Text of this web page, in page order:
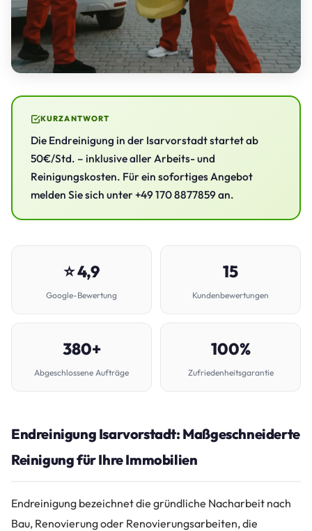
KURZANTWORT
Die Endreinigung in der Isarvorstadt startet ab
50€/Std. – inklusive aller Arbeits- und
Reinigungskosten. Für ein sofortiges Angebot
melden Sie sich unter +49 170 8877859 an.
⭐ 4,9
Google-Bewertung
15
Kundenbewertungen
380+
Abgeschlossene Aufträge
100%
Zufriedenheitsgarantie
Endreinigung Isarvorstadt: Maßgeschneiderte
Reinigung für Ihre Immobilien
Endreinigung bezeichnet die gründliche Nacharbeit nach
Bau, Renovierung oder Renovierungsarbeiten, die